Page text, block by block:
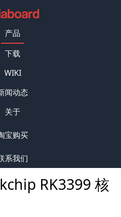
产品
下载
WIKI
闻动态
关于
宝购买
系我们
RK3399 核